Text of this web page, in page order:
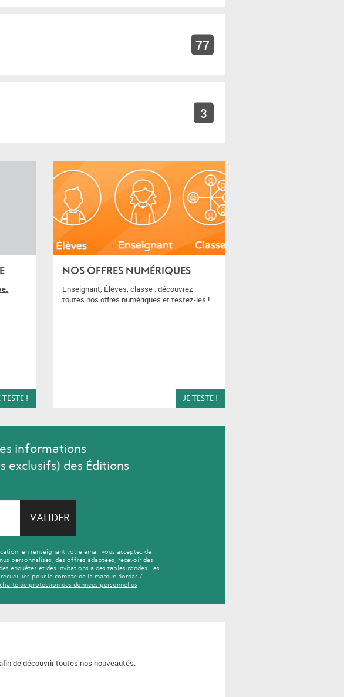
77
3
TESTE !
NOS OFFRES NUMÉRIQUES
Enseignant, Élèves, classe : découvrez
toutes nos offres numériques et testez-les !
JE TESTE !
informations
exclusifs) des Éditions
VALIDER
en renseignant votre email vous acceptez de
personnalisés, des offres adaptées, recevoir des
enquêtes et des invitations à des tables rondes. Les
pour le compte de la marque Bordas /
de protection des données personnelles
de découvrir toutes nos nouveautés.